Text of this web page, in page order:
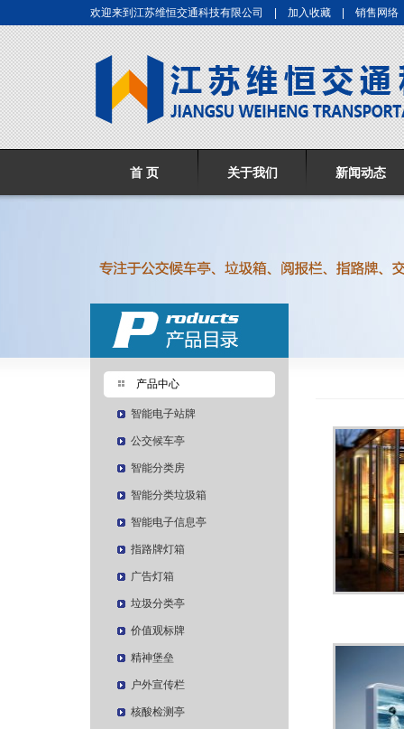
欢迎来到江苏维恒交通科技有限公司 | 加入收藏 销售网络
首 页 关于我们 新闻动态
产品中心
智能电子站牌
公交候车亭
智能分类房
智能分类垃圾箱
智能电子信息亭
指路牌灯箱
广告灯箱
垃圾分类亭
价值观标牌
精神堡垒
户外宣传栏
核酸检测亭